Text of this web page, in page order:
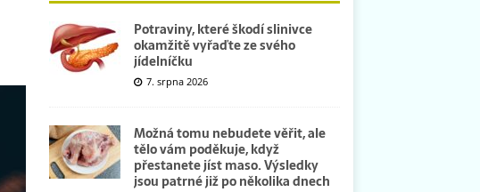
Potraviny, které škodí slinivce
okamžitě vyřaďte ze svého
jídelníčku
7. srpna 2026
Možná tomu nebudete věřit, ale
tělo vám poděkuje, když
přestanete jíst maso. Výsledky
jsou patrné již po několika dnech